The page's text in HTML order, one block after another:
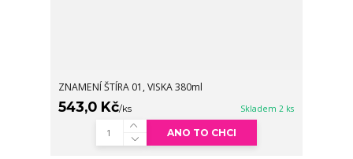
ZNAMENÍ ŠTÍRA 01, VISKA 380ml
543,0 Kč/ks Skladem 2 ks
ANO TO CHCI